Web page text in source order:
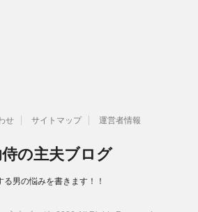
せ サイトマップ 運営者情報
の主夫ブログ
る男の悩みを書きます！！